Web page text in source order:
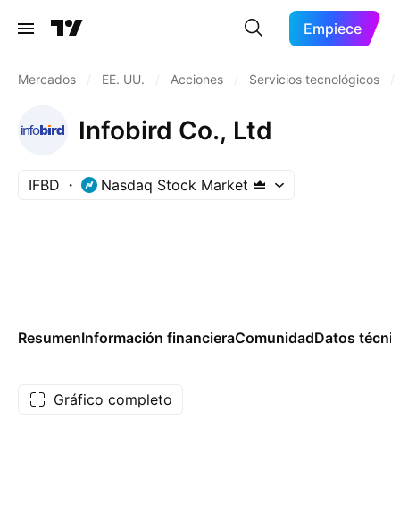
Empiece
Mercados EE. UU. Acciones Servicios tecnológicos
Infobird Co., Ltd
IFBD Nasdaq Stock Market
ResumenInformación financieraComunidadDatos
Gráfico completo